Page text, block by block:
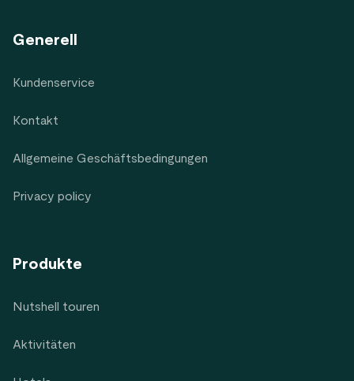
Generell
Kundenservice
Kontakt
Allgemeine Geschäftsbedingungen
Privacy policy
Produkte
Nutshell touren
Aktivitäten